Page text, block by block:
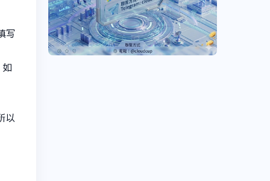
写
如
以